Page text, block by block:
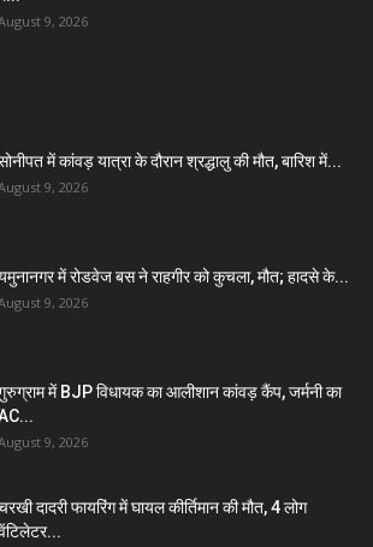
9, 2026
में कांवड़ यात्रा के दौरान श्रद्धालु की मौत, बारिश में...
9, 2026
में रोडवेज बस ने राहगीर को कुचला, मौत; हादसे के...
9, 2026
में BJP विधायक का आलीशान कांवड़ कैंप, जर्मनी का
9, 2026
दादरी फायरिंग में घायल कीर्तिमान की मौत, 4 लोग